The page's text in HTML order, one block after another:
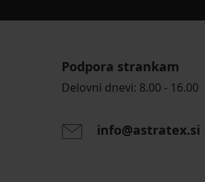
Podpora strankam
Delovni dnevi: 8.00 - 16.00
info@astratex.si